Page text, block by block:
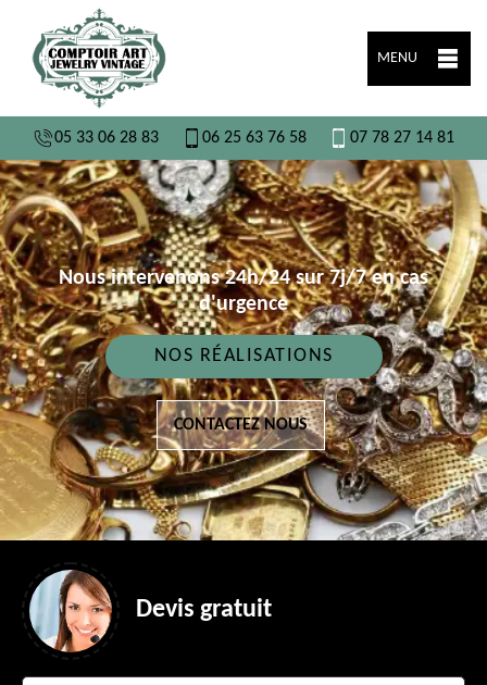
MENU
05 33 06 28 83 06 25 63 76 58 07 78 27 14 81
Nous intervenons 24h/24 sur 7j/7 en cas
d'urgence
NOS RÉALISATIONS
CONTACTEZ NOUS
Devis gratuit